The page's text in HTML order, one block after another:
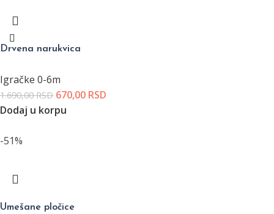
Drvena narukvica
Igračke 0-6m
1.690,00RSD 670,00 RSD
Dodaj u korpu
-51%
Umešane pločice